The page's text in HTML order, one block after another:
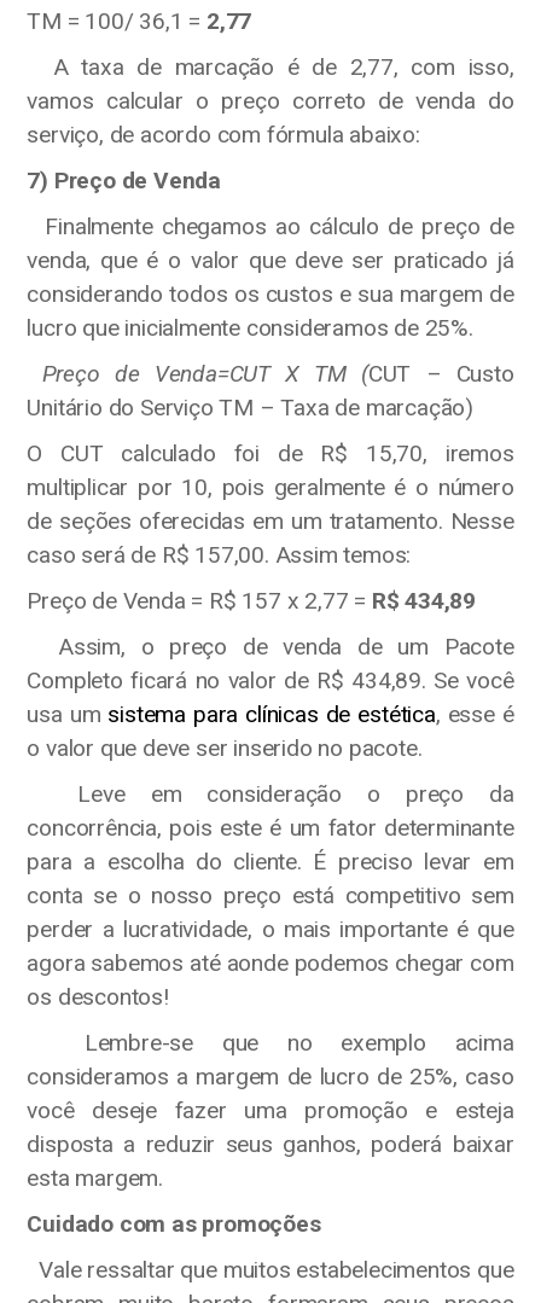
TM = 100/ 36,1 = 2,77
A taxa de marcação é de 2,77, com isso,
vamos calcular o preço correto de venda do
serviço, de acordo com fórmula abaixo:
7) Preço de Venda
Finalmente chegamos ao cálculo de preço de
venda, que é o valor que deve ser praticado já
considerando todos os custos e sua margem de
lucro que inicialmente consideramos de 25%.
Preço de Venda=CUT X TM (CUT – Custo
Unitário do Serviço TM – Taxa de marcação)
O CUT calculado foi de R$ 15,70, iremos
multiplicar por 10, pois geralmente é o número
de seções oferecidas em um tratamento. Nesse
caso será de R$ 157,00. Assim temos:
Preço de Venda = R$ 157 x 2,77 = R$ 434,89
Assim, o preço de venda de um Pacote
Completo ficará no valor de R$ 434,89. Se você
usa um sistema para clínicas de estética, esse é
o valor que deve ser inserido no pacote.
Leve em consideração o preço da
concorrência, pois este é um fator determinante
para a escolha do cliente. É preciso levar em
conta se o nosso preço está competitivo sem
perder a lucratividade, o mais importante é que
agora sabemos até aonde podemos chegar com
os descontos!
Lembre-se que no exemplo acima
consideramos a margem de lucro de 25%, caso
você deseje fazer uma promoção e esteja
disposta a reduzir seus ganhos, poderá baixar
esta margem.
Cuidado com as promoções
Vale ressaltar que muitos estabelecimentos que